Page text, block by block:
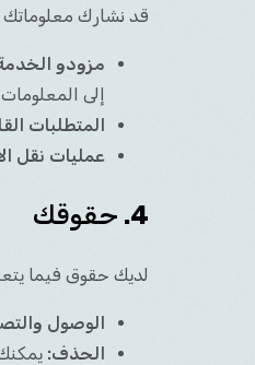
قد نشارك معلوماتك
مزودو
إلى
المتطلبات
عمليات نقل
4. حقوقك
لديك حقوق فيما
الوصول
الحذف: